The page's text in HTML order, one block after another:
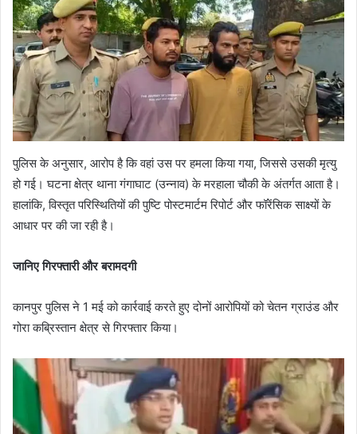
पुलिस के अनुसार, आरोप है कि वहां उस पर हमला किया गया, जिससे उसकी मृत्यु
हो गई। घटना क्षेत्र थाना गंगाघाट (उन्नाव) के मरहाला चौकी के अंतर्गत आता है।
हालांकि, विस्तृत परिस्थितियों की पुष्टि पोस्टमार्टम रिपोर्ट और फॉरेंसिक साक्ष्यों के
आधार पर की जा रही है।
जानिए गिरफ्तारी और बरामदगी
कानपुर पुलिस ने 1 मई को कार्रवाई करते हुए दोनों आरोपियों को चेतन ग्राउंड और
गोरा कब्रिस्तान क्षेत्र से गिरफ्तार किया।